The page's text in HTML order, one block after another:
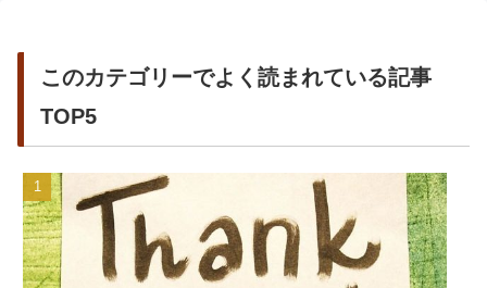
このカテゴリーでよく読まれている記事
TOP5